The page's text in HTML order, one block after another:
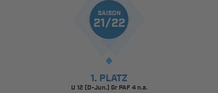
SAISON
21/22
1. PLATZ
U 12 (D-Jun.) Gr PAF 4 n.a.